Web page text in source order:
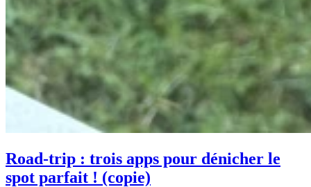
Road-trip : trois apps pour dénicher le
spot parfait ! (copie)